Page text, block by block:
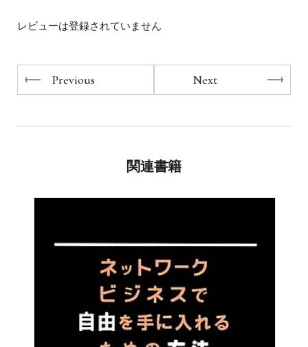
スコース、理念浸透プログラムｉシリーズ研修講師を担
事している。自身初の著書『セールスの王道』（ぱる出
版）を2012年３月に刊行。その他、『トップセールスマン
になる！アポ取りの達人』（ぱる出版）、『トップ営業マ
レビューは登録されていません
Previous Next
関連書籍